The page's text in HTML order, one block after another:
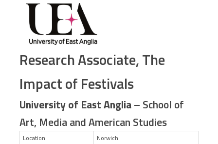
Research Associate, The
Impact of Festivals
University of East Anglia– School of
Art, Media and American Studies
Location:
Norwich